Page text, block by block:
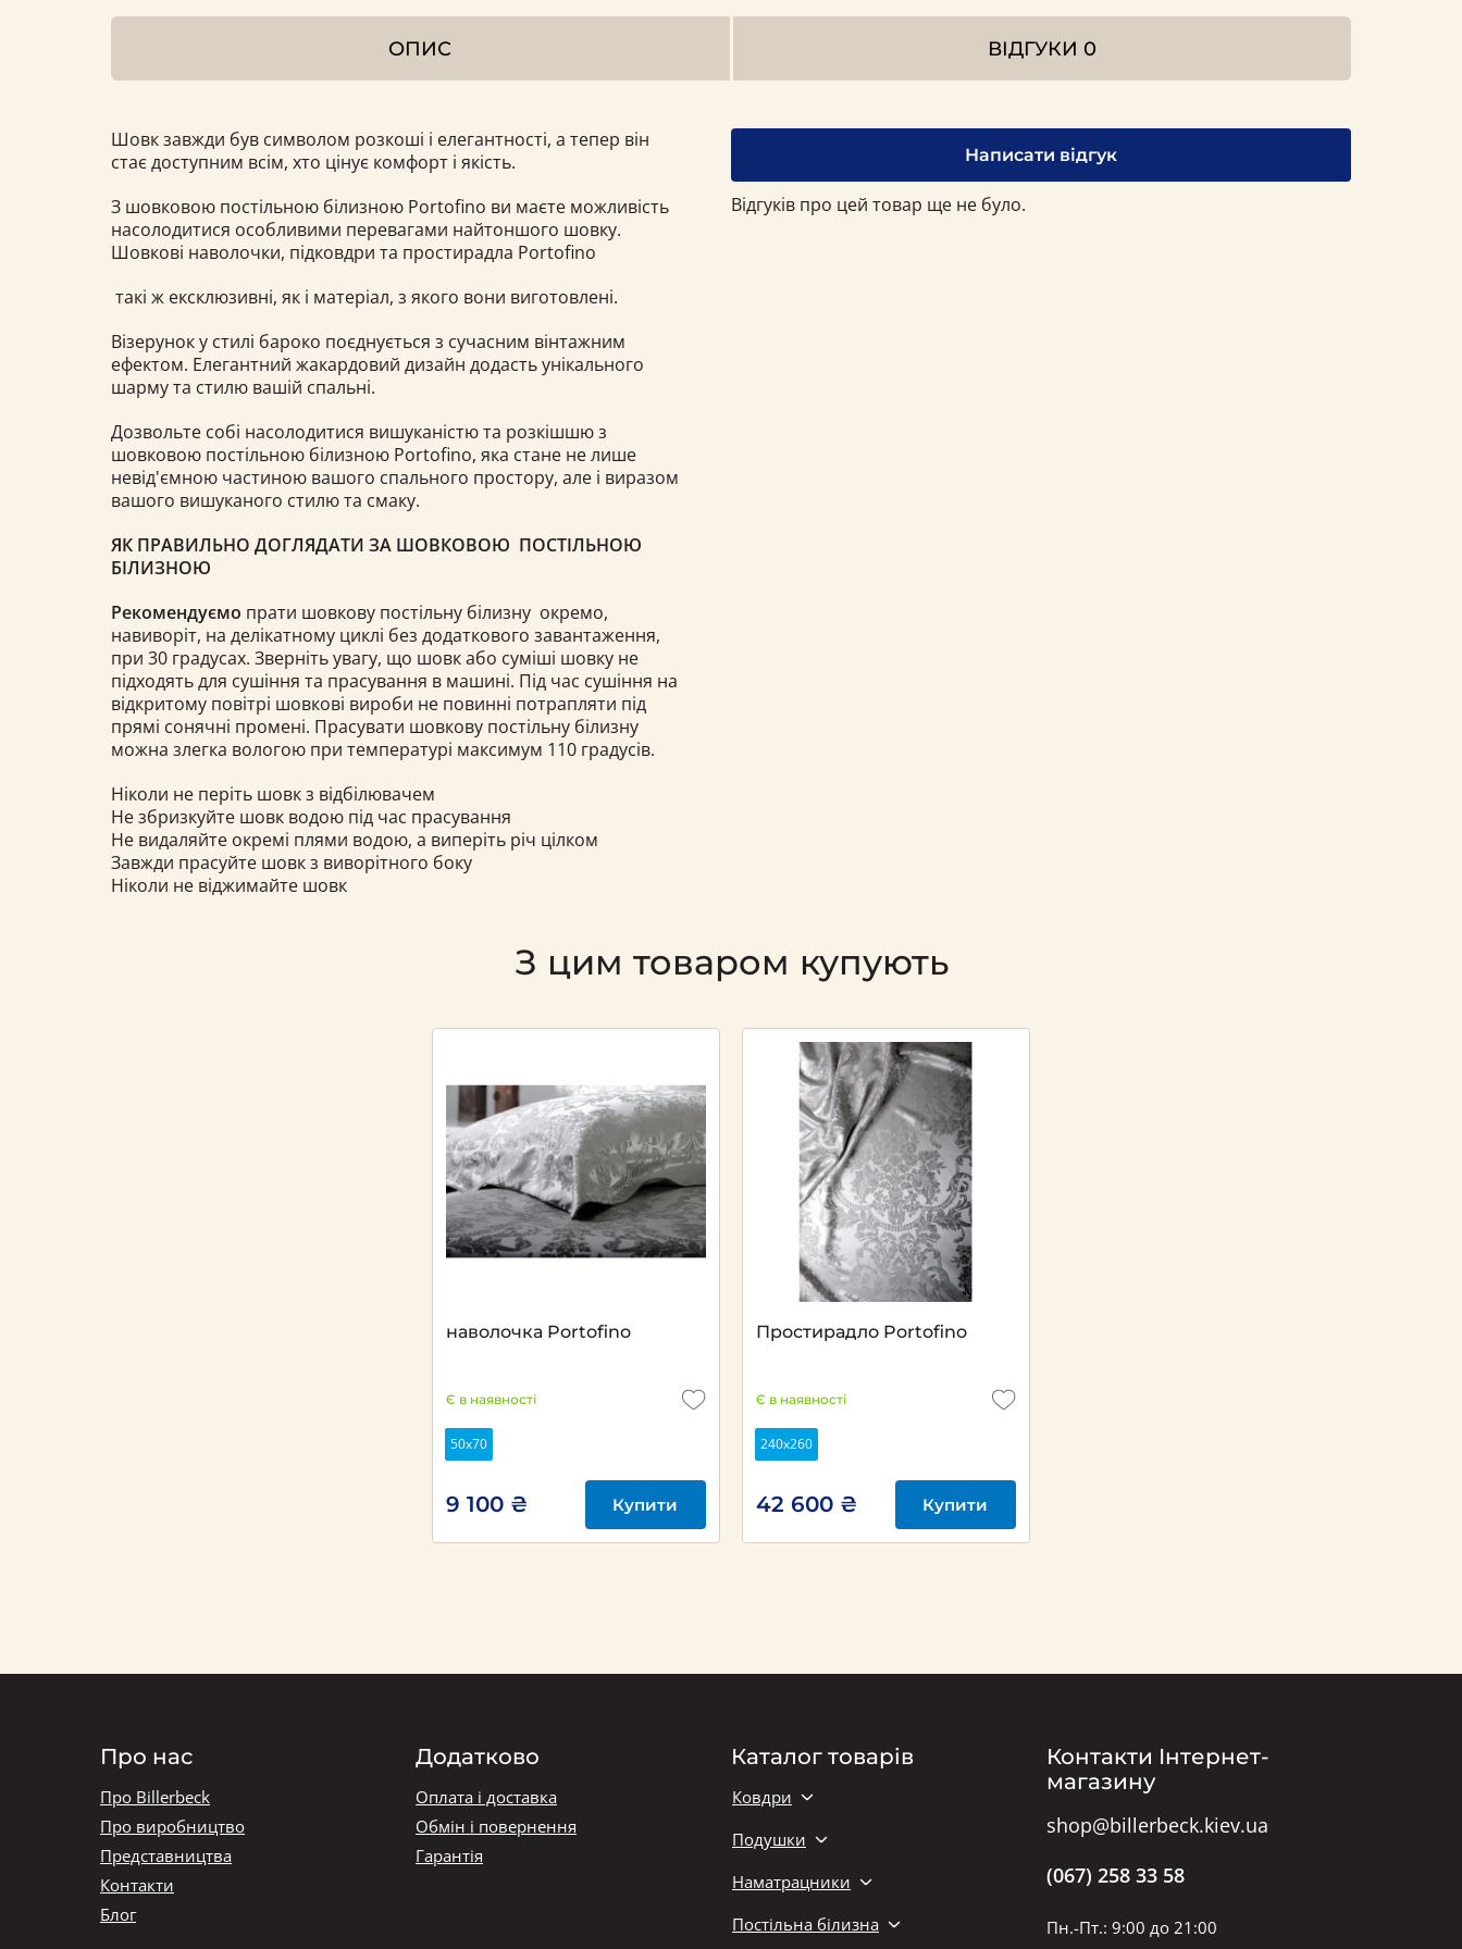
ОПИС ВІДГУКИ 0
Шовк завжди був символом розкоші і елегантності, а тепер він
стає доступним всім, хто цінує комфорт і якість.
З шовковою постільною білизною Portofino ви маєте можливість
насолодитися особливими перевагами найтоншого шовку.
Шовкові наволочки, підковдри та простирадла Portofino
такі ж ексклюзивні, як і матеріал, з якого вони виготовлені.
Візерунок у стилі бароко поєднується з сучасним вінтажним
ефектом. Елегантний жакардовий дизайн додасть унікального
шарму та стилю вашій спальні.
Дозвольте собі насолодитися вишуканістю та розкішшю з
шовковою постільною білизною Portofino, яка стане не лише
невід'ємною частиною вашого спального простору, але і виразом
вашого вишуканого стилю та смаку.
ЯК ПРАВИЛЬНО ДОГЛЯДАТИ ЗА ШОВКОВОЮ ПОСТІЛЬНОЮ
БІЛИЗНОЮ
Рекомендуємо прати шовкову постільну білизну окремо,
навиворіт, на делікатному циклі без додаткового завантаження,
при 30 градусах. Зверніть увагу, що шовк або суміші шовку не
підходять для сушіння та прасування в машині. Під час сушіння на
відкритому повітрі шовкові вироби не повинні потрапляти під
прямі сонячні промені. Прасувати шовкову постільну білизну
можна злегка вологою при температурі максимум 110 градусів.
Ніколи не періть шовк з відбілювачем
Не збризкуйте шовк водою під час прасування
Не видаляйте окремі плями водою, а виперіть річ цілком
Завжди прасуйте шовк з виворітного боку
Ніколи не віджимайте шовк
Написати відгук
Відгуків про цей товар ще не було.
З цим товаром купують
наволочка Portofino
Є в наявності
50х70
9 100 ₴ Купити
Простирадло Portofino
Є в наявності
240х260
42 600 ₴ Купити
Каталог товарів
Ковдри
Подушки
Наматрацники
Постільна білизна
Про нас
Про Billerbeck
Про виробництво
Представництва
Контакти
Блог
Додатково
Оплата і доставка
Обмін і повернення
Гарантія
Контакти Інтернет-
магазину
shop@billerbeck.kiev.ua
(067) 258 33 58
Пн.-Пт.: 9:00 до 21:00